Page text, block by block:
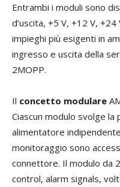
Entrambi i moduli sono
d’uscita, +5 V, +12 V,
impieghi più esigenti in
ingresso e uscita della
2MOPP.
Il concetto modulare
Ciascun modulo svolge la
alimentatore
monitoraggio sono
connettore. Il modulo da
control, alarm signals,